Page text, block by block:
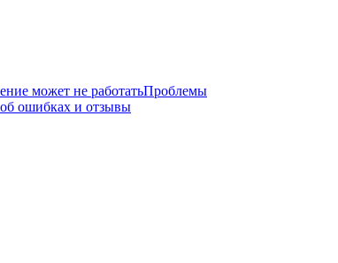
может не работатьПроблемы
ошибках и отзывы